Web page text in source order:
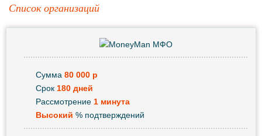
Список организаций
Сумма 80 000 р
Срок 180 дней
Рассмотрение 1 минута
Высокий % подтверждений